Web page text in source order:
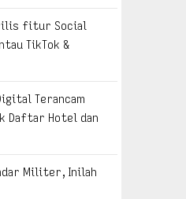
rilis fitur Social
TikTok &
Terancam
Daftar Hotel dan
Militer, Inilah